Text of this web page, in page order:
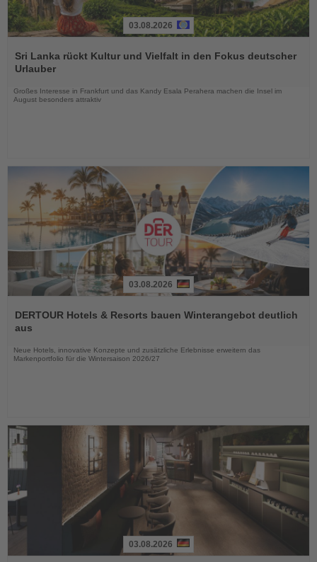
Sie
die
03.08.2026
Sri Lanka rückt Kultur und Vielfalt in den Fokus deutscher
Urlauber
Großes Interesse in Frankfurt und das Kandy Esala Perahera machen die Insel im
August besonders attraktiv
Sie
die
03.08.2026
DERTOUR Hotels & Resorts bauen Winterangebot deutlich
aus
Neue Hotels, innovative Konzepte und zusätzliche Erlebnisse erweitern das
Markenportfolio für die Wintersaison 2026/27
03.08.2026